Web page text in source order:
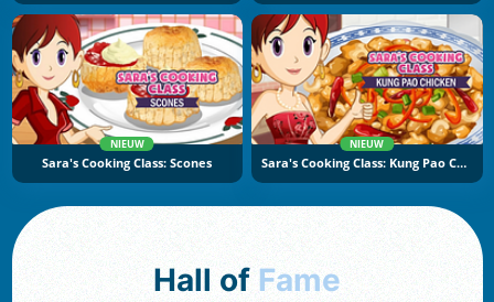
NIEUW
Sara's Cooking Class: Scones
NIEUW
Sara's Cooking Class: Kung Pao Chicken
Hall of Fame